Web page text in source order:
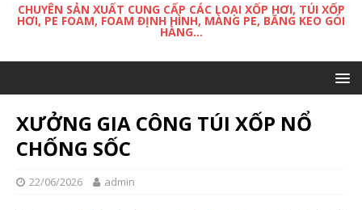
CHUYÊN SẢN XUẤT CUNG CẤP CÁC LOẠI XỐP HƠI, TÚI XỐP
HƠI, PE FOAM, FOAM ĐỊNH HÌNH, MÀNG PE, BĂNG KEO GÓI
HÀNG...
XƯỞNG GIA CÔNG TÚI XỐP NỔ
CHỐNG SỐC
22/06/2026 admin